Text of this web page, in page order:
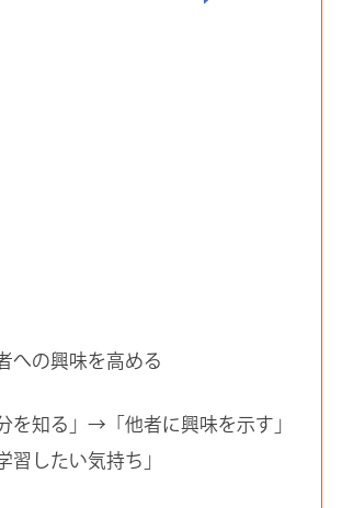
への興味を高める
を知る」→「他者に興味を示す」
習したい気持ち」